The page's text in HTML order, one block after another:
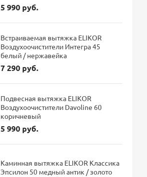
5 990 руб.
Встраиваемая вытяжка ELIKOR
Воздухоочистители Интегра 45
белый / нержавейка
7 290 руб.
Подвесная вытяжка ELIKOR
Воздухоочистители Davoline 60
коричневый
5 990 руб.
Каминная вытяжка ELIKOR Классика
Эпсилон 50 медный антик / золото